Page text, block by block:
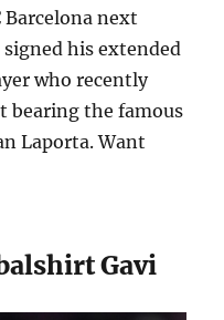
Barcelona next
his extended
who recently
bearing the famous
Laporta. Want
Gavi